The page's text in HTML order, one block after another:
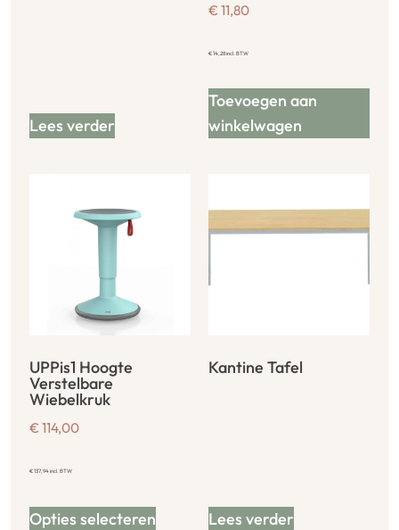
Lees verder
€ 11,80
€14,28incl. BTW
Toevoegen aan
winkelwagen
UPPis1 Hoogte
Verstelbare
Wiebelkruk
€ 114,00
€137,94incl. BTW
Opties selecteren
Kantine Tafel
Lees verder